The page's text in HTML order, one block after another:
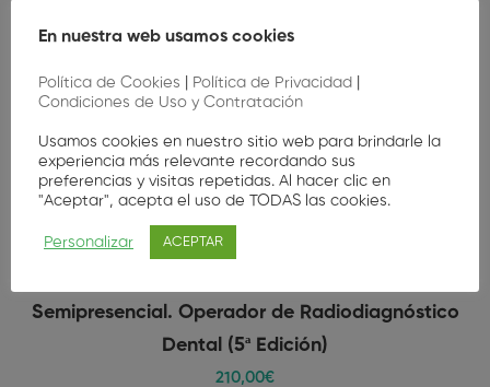
Semipresencial. Operador de Radiodiagnóstico
Dental (5ª Edición)
210,00€
En nuestra web usamos cookies
Política de Cookies Política de Privacidad
Condiciones de Uso y Contratación
Usamos cookies en nuestro sitio web para brindarle la
experiencia más relevante recordando sus
preferencias y visitas repetidas. Al hacer clic en
"Aceptar", acepta el uso de TODAS las cookies.
Personalizar ACEPTAR